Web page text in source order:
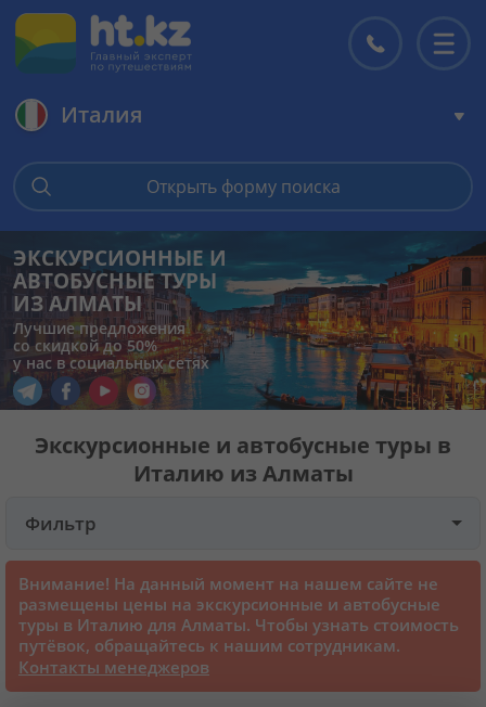
Горящие туры
Цены на туры
Страны
Туры
Круизы
Статьи
70101 отзыв наших туристов
Италия
Открыть форму поиска
ЭКСКУРСИОННЫЕ И
АВТОБУСНЫЕ ТУРЫ
ИЗ АЛМАТЫ
Лучшие предложения
со скидкой до 50%
у нас в социальных сетях
Перейти в наш Telegram
Перейти в наш Facebook
Перейти в наш YouTube
Перейти в наш Instagram
Экскурсионные и автобусные туры в
Италию из Алматы
Фильтр
Внимание! На данный момент на нашем сайте не
размещены цены на экскурсионные и автобусные
туры в Италию для Алматы. Чтобы узнать стоимость
путёвок, обращайтесь к нашим сотрудникам.
Контакты менеджеров